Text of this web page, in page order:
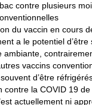
contre plusieurs
du vaccin en cours
a le potentiel d’être
ambiante,
vaccins
d’être
contre la COVID 19 de
actuellement ni